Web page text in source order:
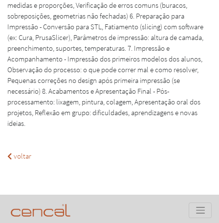
medidas e proporções, Verificação de erros comuns (buracos,
sobreposições, geometrias não fechadas) 6. Preparação para
Impressão - Conversão para STL, Fatiamento (slicing) com software
(ex: Cura, PrusaSlicer), Parâmetros de impressão: altura de camada,
preenchimento, suportes, temperaturas. 7. Impressão e
Acompanhamento - Impressão dos primeiros modelos dos alunos,
Observação do processo: o que pode correr mal e como resolver,
Pequenas correções no design após primeira impressão (se
necessário) 8. Acabamentos e Apresentação Final - Pós-
processamento: lixagem, pintura, colagem, Apresentação oral dos
projetos, Reflexão em grupo: dificuldades, aprendizagens e novas
ideias.
voltar